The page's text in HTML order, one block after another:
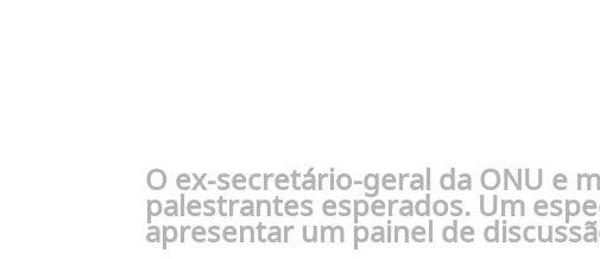
O ex-secretário-geral da ONU e
palestrantes esperados. Um
apresentar um painel de